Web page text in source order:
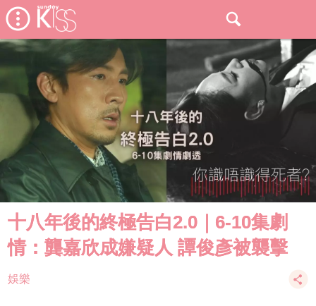
十八年後的終極告白2.0｜6-10集劇
情：龔嘉欣成嫌疑人 譚俊彥被襲擊
娛樂